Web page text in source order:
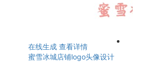
在线生成 查看详情
蜜雪冰城店铺logo头像设计